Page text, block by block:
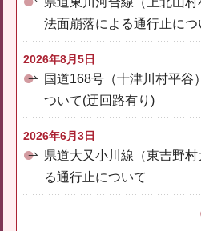
法面崩落による通行止につ
2026年8月5日
国道168号（十津川村平谷
ついて(迂回路有り)
2026年6月3日
県道大又小川線（東吉野
る通行止について